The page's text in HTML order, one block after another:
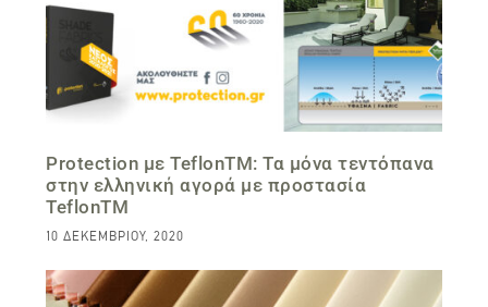
Protection με TeflonTM: Τα μόνα τεντόπανα
στην ελληνική αγορά με προστασία
TeflonTM
10 ΔΕΚΕΜΒΡΊΟΥ, 2020